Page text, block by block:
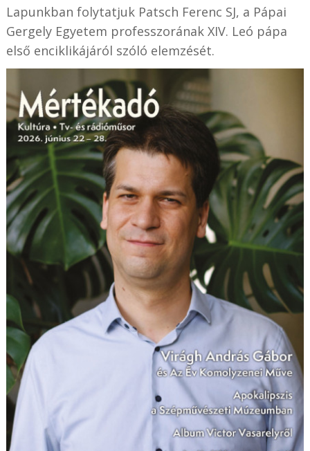
Lapunkban folytatjuk Patsch Ferenc SJ, a Pápai
Gergely Egyetem professzorának XIV. Leó pápa
első enciklikájáról szóló elemzését.